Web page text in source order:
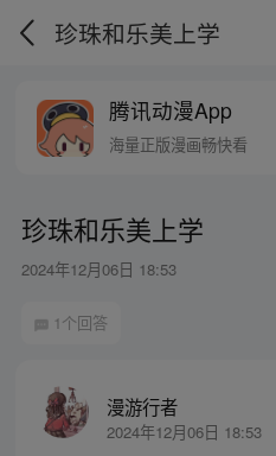
珍珠和乐美上学
腾讯动漫App
海量正版漫画畅快看
珍珠和乐美上学
2024年12月06日 18:53
1个回答
漫游行者
2024年12月06日 18:53